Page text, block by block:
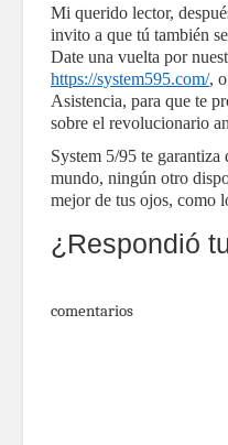
Mi querido lector,
invito a que tú también
Date una vuelta por
https://system595.com/,
Asistencia, para que te
sobre el revolucionario
System 5/95 te
mundo, ningún otro
mejor de tus ojos, como
¿Respondió
comentarios